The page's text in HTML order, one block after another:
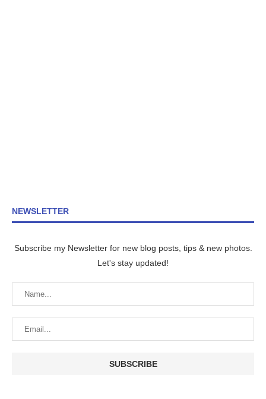
NEWSLETTER
Subscribe my Newsletter for new blog posts, tips & new photos.
Let's stay updated!